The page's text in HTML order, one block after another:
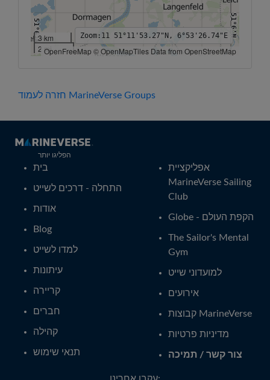
51°6'N 51°6'N
3 km
2 miOpenFreeMap © OpenMapTiles Data from OpenStreetMap
Zoom: 11 51°11'53.27"N, 6°53'26.74"E
חזרה לעמוד MarineVerse Groups
הפליגו יותר
בית
התחלה - דרכים לשייט
אודות
Blog
למדו לשייט
עיתונות
קריירה
חברים
קהילה
תנאי שימוש
אפליקציית
MarineVerse Sailing
Club
Globe - הקפת העולם
The Sailor's Mental
Gym
למועדוני שייט
אירועים
קבוצות MarineVerse
מדיניות פרטיות
צור קשר / תמיכה